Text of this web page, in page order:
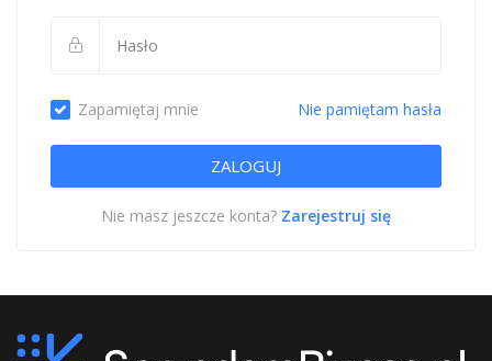
Zapamiętaj mnie Nie pamiętam hasła
Nie masz jeszcze konta? Zarejestruj się